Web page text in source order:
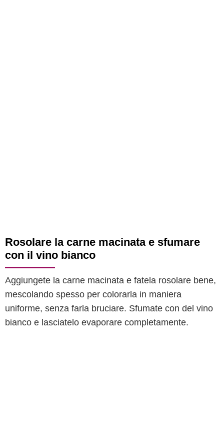
Rosolare la carne macinata e sfumare
con il vino bianco
Aggiungete la carne macinata e fatela rosolare bene,
mescolando spesso per colorarla in maniera
uniforme, senza farla bruciare. Sfumate con del vino
bianco e lasciatelo evaporare completamente.